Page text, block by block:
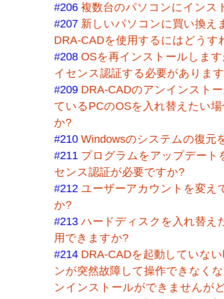
#206 複数台のパソコンにインス
#207 新しいパソコンに買い換え
DRA-CADを使用するにはどうす
#208 OSを再インストールしま
イセンス認証する必要がありま
#209 DRA-CADのアンインスト
ているPCのOSを入れ替えたい
か?
#210 Windowsのシステムの復元
#211 プログラムをアップデー
センス認証が必要ですか?
#212 ユーザーアカウントを変え
か?
#213 ハードディスクを入れ替え
用できますか?
#214 DRA-CADを起動していな
ンが突然故障して操作できなく
ンインストールができませんが